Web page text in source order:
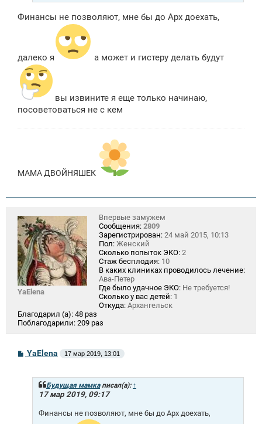
Финансы не позволяют, мне бы до Арх доехать,
далеко я а может и гистеру делать будут
вы извините я еще только начинаю,
посоветоваться не с кем
МАМА ДВОЙНЯШЕК
YaElena
Впервые замужем
Сообщения: 2809
Зарегистрирован: 24 май 2015, 10:13
Пол: Женский
Сколько попыток ЭКО: 2
Стаж бесплодия: 10
В каких клиниках проводилось лечение:
Ава-Петер
Где было удачное ЭКО: Не требуется!
Сколько у вас детей: 1
Откуда: Архангельск
Благодарил (а): 48 раз
Поблагодарили: 209 раз
С
о
YaElena 17 мар 2019, 13:01
Будущая мамкаписал(а): ↑
17 мар 2019, 09:17
Финансы не позволяют, мне бы до Арх доехать,